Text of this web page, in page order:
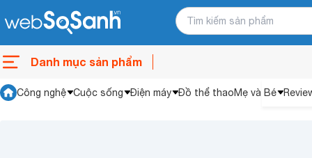
Danh mục sản phẩm
Công nghệ Cuộc sống Điện máy Đồ thể thaoMẹ và Bé